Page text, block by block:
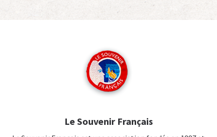
Le Souvenir Français